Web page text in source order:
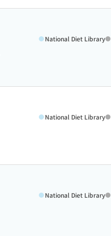
National Diet Library
National Diet Library
National Diet Library